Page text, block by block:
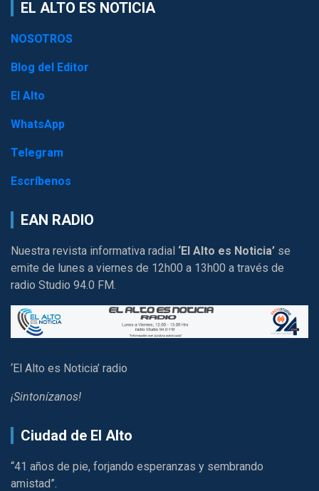
EL ALTO ES NOTICIA
NOSOTROS
Blog del Editor
El Alto
WhatsApp
Telegram
Escríbenos
EAN RADIO
Nuestra revista informativa radial ‘El Alto es Noticia’ se
emite de lunes a viernes de 12h00 a 13h00 a través de
radio Studio 94.0 FM.
‘El Alto es Noticia’ radio
¡Sintonízanos!
Ciudad de El Alto
“41 años de pie, forjando esperanzas y sembrando
amistad”.